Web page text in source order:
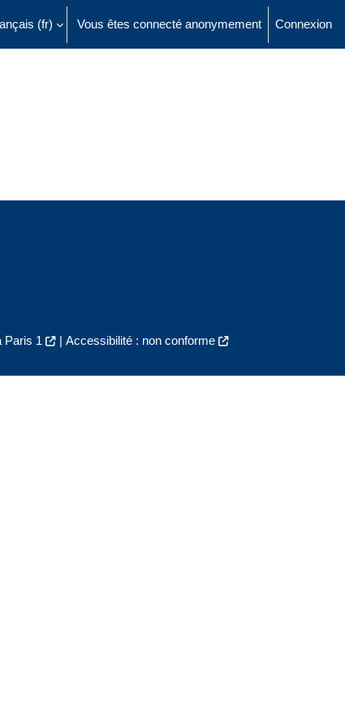
la saisie de recherche
‎(fr)‎ Vous êtes connecté anonymement Connexion
Paris 1 | Accessibilité : non conforme